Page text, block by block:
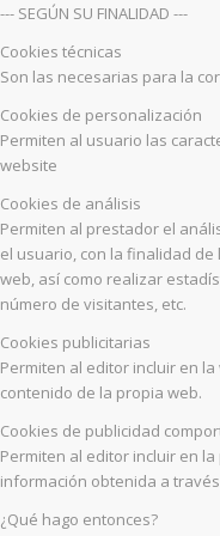
--- SEGÚN SU FINALIDAD ---
Cookies técnicas
Son las necesarias para la
Cookies de personalización
Permiten al usuario las
website
Cookies de análisis
Permiten al prestador el
el usuario, con la finalidad
web, así como realizar
número de visitantes, etc.
Cookies publicitarias
Permiten al editor incluir en
contenido de la propia web.
Cookies de publicidad
Permiten al editor incluir en
información obtenida a
¿Qué hago entonces?